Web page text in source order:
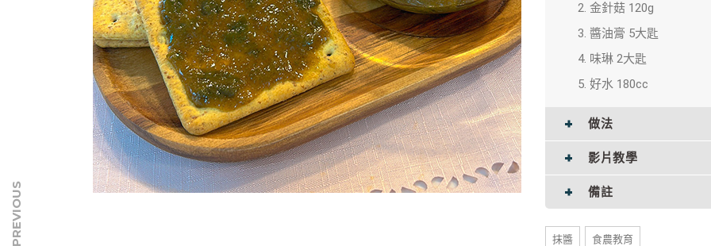
金針菇 120g
醬油膏 5大匙
味琳 2大匙
好水 180cc
做法
影片教學
備註
抹醬 食農教育
PREVIOUS